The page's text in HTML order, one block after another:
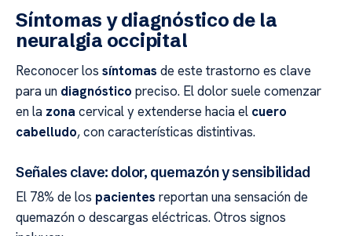
Síntomas y diagnóstico de la
neuralgia occipital
Reconocer los síntomas de este trastorno es clave
para un diagnóstico preciso. El dolor suele comenzar
en la zona cervical y extenderse hacia el cuero
cabelludo, con características distintivas.
Señales clave: dolor, quemazón y sensibilidad
El 78% de los pacientes reportan una sensación de
quemazón o descargas eléctricas. Otros signos